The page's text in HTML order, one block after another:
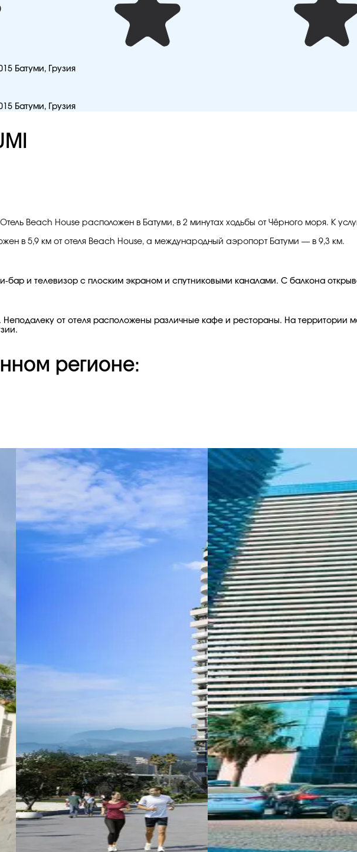
Батуми, Грузия
Батуми, Грузия
Beach House расположен в Батуми, в 2 минутах ходьбы от Чёрного моря. К
в 5,9 км от отеля Beach House, а международный аэропорт Батуми — в 9,3 км.
бар и телевизор с плоским экраном и спутниковыми каналами. С балкона
от отеля расположены различные кафе и рестораны. На территории
регионе: